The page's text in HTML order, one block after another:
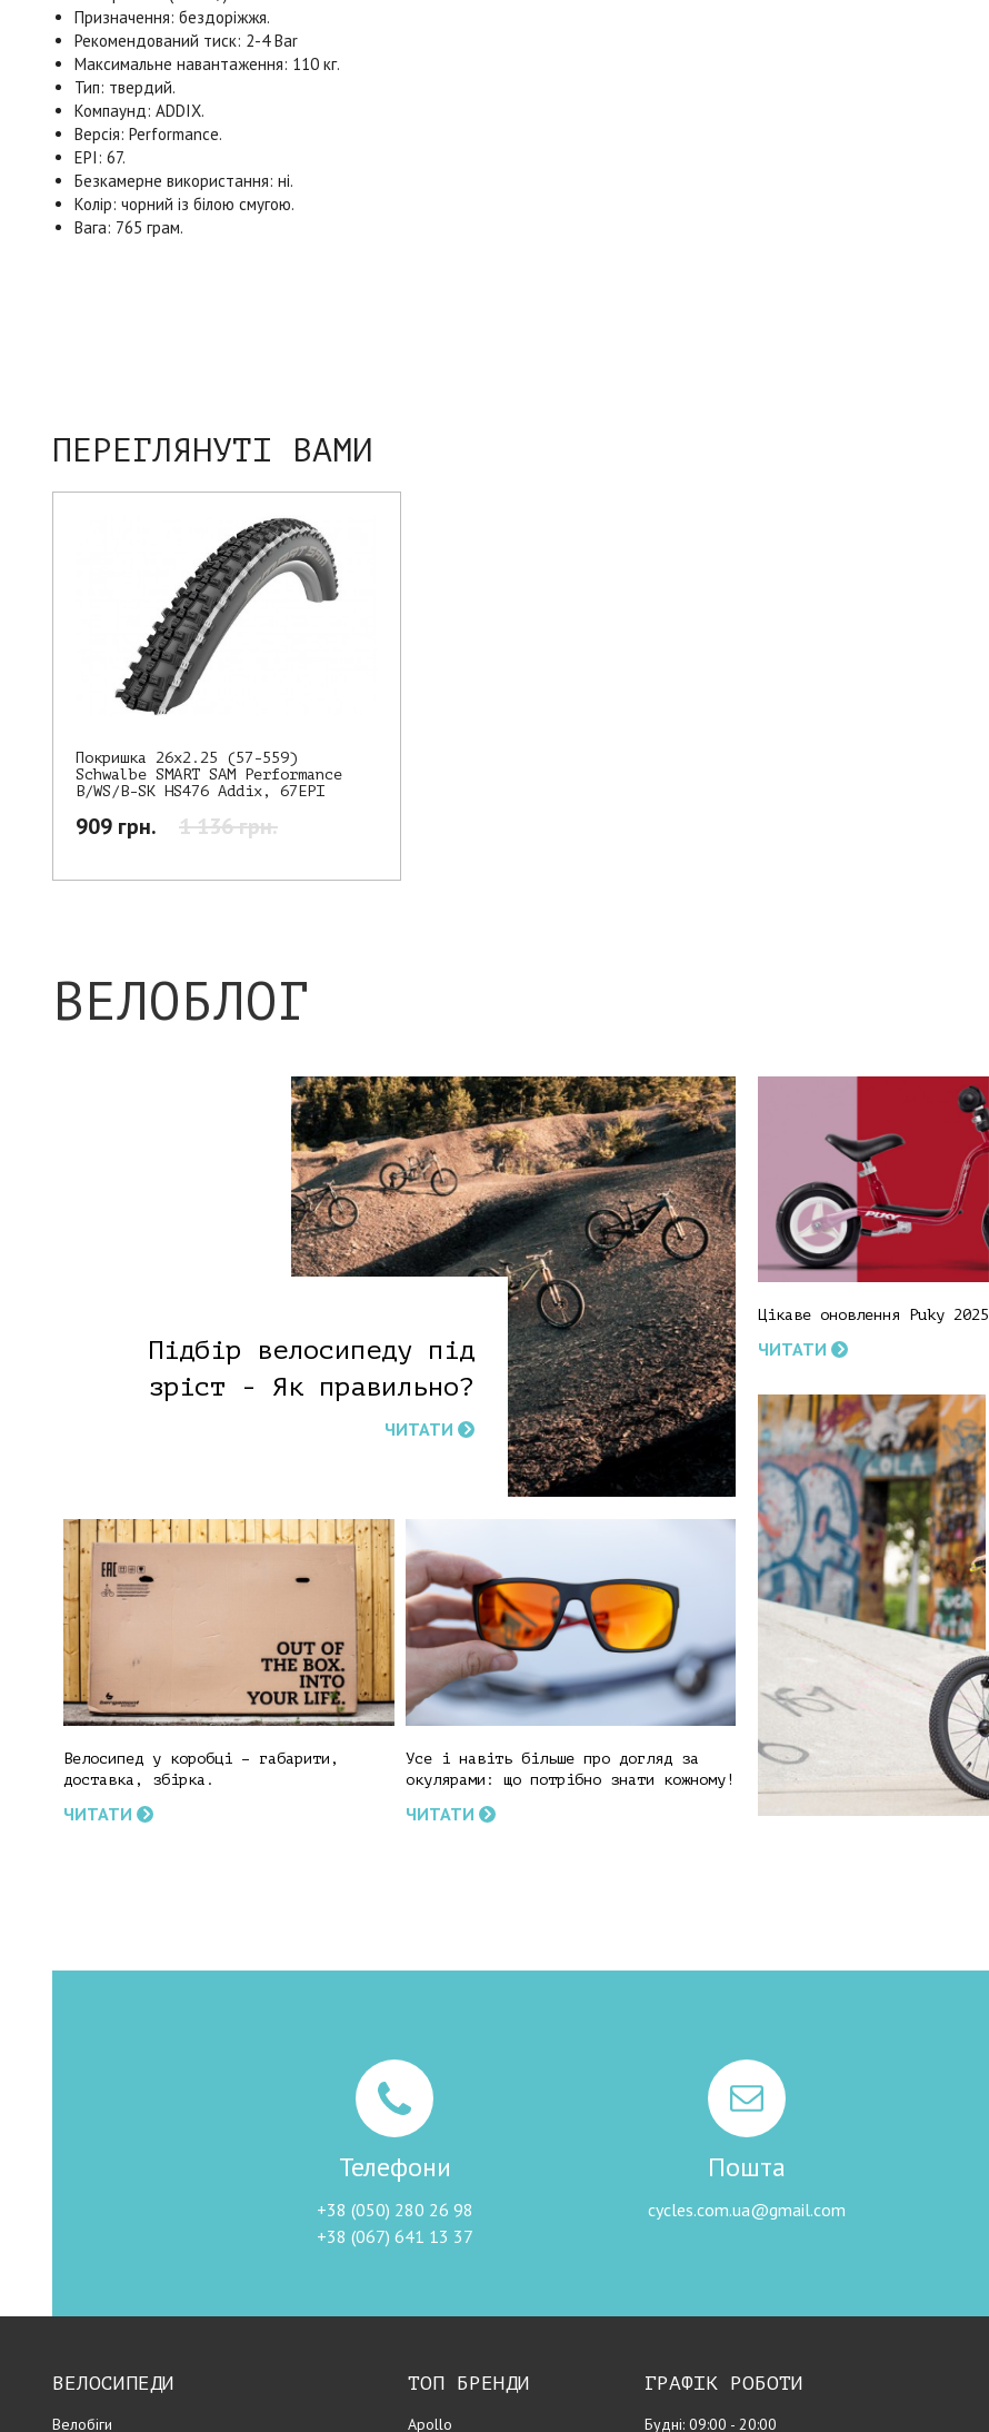
Призначення: бездоріжжя.
Рекомендований тиск: 2-4 Bar
Максимальне навантаження: 110 кг.
Тип: твердий.
Компаунд: ADDIX.
Версія: Performance.
EPI: 67.
Безкамерне використання: ні.
Колір: чорний із білою смугою.
Вага: 765 грам.
ПЕРЕГЛЯНУТІ ВАМИ
Покришка 26x2.25 (57-559)
Schwalbe SMART SAM Performance
B/WS/B-SK HS476 Addix, 67EPI
909 грн. 1 136 грн.
ВЕЛОБЛОГ
Підбір велосипеду під
зріст - Як правильно?
ЧИТАТИ
Велосипед у коробці – габарити,
доставка, збірка.
ЧИТАТИ
Усе і навіть більше про догляд за
окулярами: що потрібно знати кожному!
ЧИТАТИ
Цікаве оновлення Puky 2025
ЧИТАТИ
Телефони
+38 (050) 280 26 98
+38 (067) 641 13 37
Пошта
cycles.com.ua@gmail.com
ВЕЛОСИПЕДИ
Велобіги
ТОП БРЕНДИ
Apollo
ГРАФІК РОБОТИ
Будні: 09:00 - 20:00